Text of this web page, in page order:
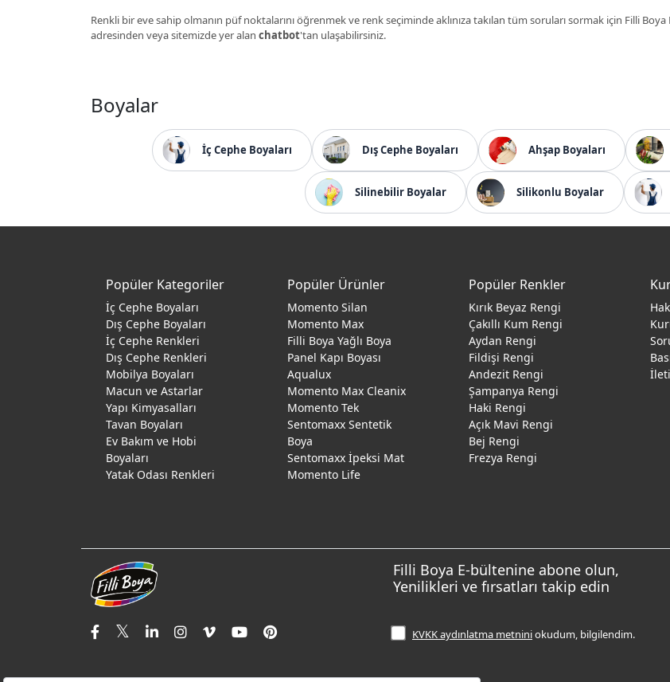
Renkli bir eve sahip olmanın püf noktalarını öğrenmek ve renk seçiminde aklınıza takılan tüm soruları sormak için Filli Boya
adresinden veya sitemizde yer alan chatbot'tan ulaşabilirsiniz.
Boyalar
İç Cephe Boyaları Dış Cephe Boyaları Ahşap Boyaları
Silinebilir Boyalar Silikonlu Boyalar
Popüler Kategoriler
İç Cephe Boyaları
Dış Cephe Boyaları
İç Cephe Renkleri
Dış Cephe Renkleri
Mobilya Boyaları
Macun ve Astarlar
Yapı Kimyasalları
Tavan Boyaları
Ev Bakım ve Hobi
Boyaları
Yatak Odası Renkleri
Popüler Ürünler
Momento Silan
Momento Max
Filli Boya Yağlı Boya
Panel Kapı Boyası
Aqualux
Momento Max Cleanix
Momento Tek
Sentomaxx Sentetik
Boya
Sentomaxx İpeksi Mat
Momento Life
Popüler Renkler
Kırık Beyaz Rengi
Çakıllı Kum Rengi
Aydan Rengi
Fildişi Rengi
Andezit Rengi
Şampanya Rengi
Haki Rengi
Açık Mavi Rengi
Bej Rengi
Frezya Rengi
Filli Boya E-bültenine abone olun,
Yenilikleri ve fırsatları takip edin
KVKK aydınlatma metniniokudum, bilgilendim.